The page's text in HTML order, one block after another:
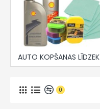
AUTO KOPŠANAS
0